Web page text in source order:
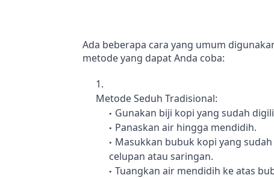
Ada beberapa cara yang umum
metode yang dapat Anda coba:
Metode Seduh Tradisional:
Gunakan biji kopi yang sudah
Panaskan air hingga mendidih.
Masukkan bubuk kopi yang
celupan atau saringan.
Tuangkan air mendidih ke atas